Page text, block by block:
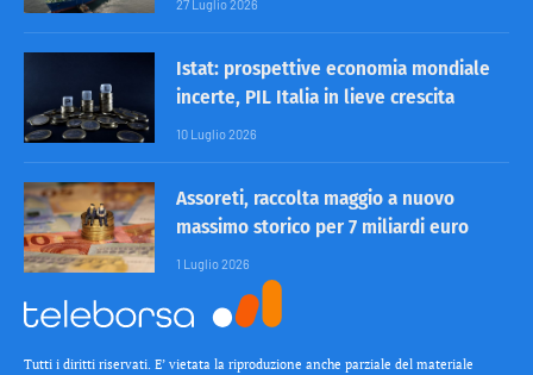
27 Luglio 2026
Istat: prospettive economia mondiale
incerte, PIL Italia in lieve crescita
10 Luglio 2026
Assoreti, raccolta maggio a nuovo
massimo storico per 7 miliardi euro
1 Luglio 2026
Tutti i diritti riservati. E’ vietata la riproduzione anche parziale del materiale